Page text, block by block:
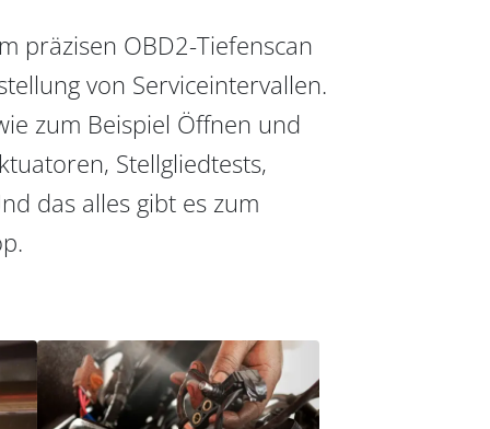
präzisen OBD2-Tiefenscan
von Serviceintervallen.
zum Beispiel Öffnen und
Stellgliedtests,
das alles gibt es zum